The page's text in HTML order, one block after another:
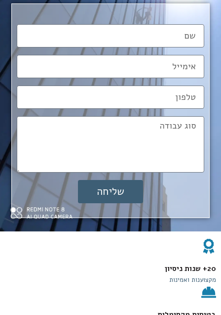
שליחה
20+ שנות ניסיון
מקצוענות ואמינות